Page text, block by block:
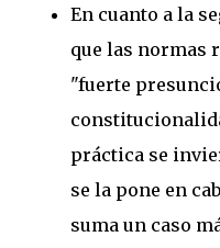
En cuanto a la
que las normas
"fuerte
práctica se
se la pone en
suma un caso